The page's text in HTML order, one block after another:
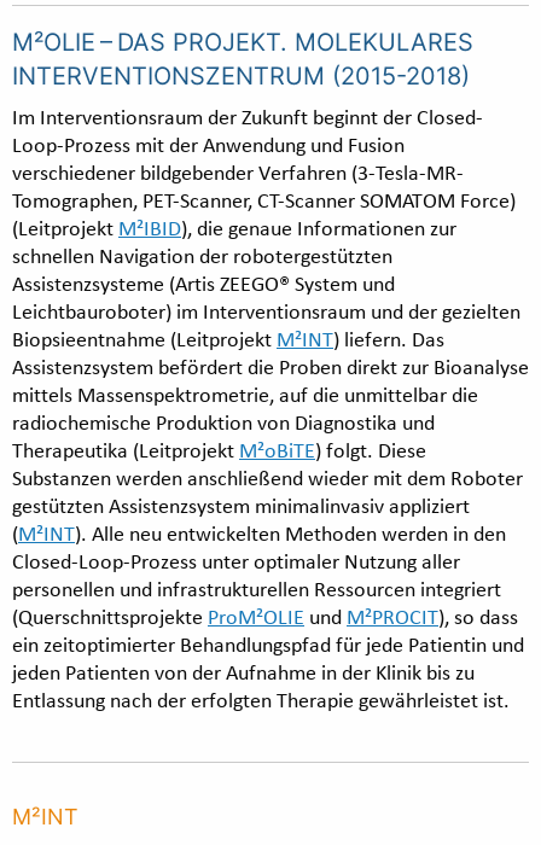
M²OLIE – DAS PROJEKT. MOLEKULARES
INTERVENTIONSZENTRUM (2015-2018)
Im Interventionsraum der Zukunft beginnt der Closed-
Loop-Prozess mit der Anwendung und Fusion
verschiedener bildgebender Verfahren (3-Tesla-MR-
Tomographen, PET-Scanner, CT-Scanner SOMATOM Force)
(Leitprojekt M²IBID), die genaue Informationen zur
schnellen Navigation der robotergestützten
Assistenzsysteme (Artis ZEEGO® System und
Leichtbauroboter) im Interventionsraum und der gezielten
Biopsieentnahme (Leitprojekt M²INT) liefern. Das
Assistenzsystem befördert die Proben direkt zur Bioanalyse
mittels Massenspektrometrie, auf die unmittelbar die
radiochemische Produktion von Diagnostika und
Therapeutika (Leitprojekt M²oBiTE) folgt. Diese
Substanzen werden anschließend wieder mit dem Roboter
gestützten Assistenzsystem minimalinvasiv appliziert
(M²INT). Alle neu entwickelten Methoden werden in den
Closed-Loop-Prozess unter optimaler Nutzung aller
personellen und infrastrukturellen Ressourcen integriert
(Querschnittsprojekte ProM²OLIE und M²PROCIT), so dass
ein zeitoptimierter Behandlungspfad für jede Patientin und
jeden Patienten von der Aufnahme in der Klinik bis zu
Entlassung nach der erfolgten Therapie gewährleistet ist.
M²INT